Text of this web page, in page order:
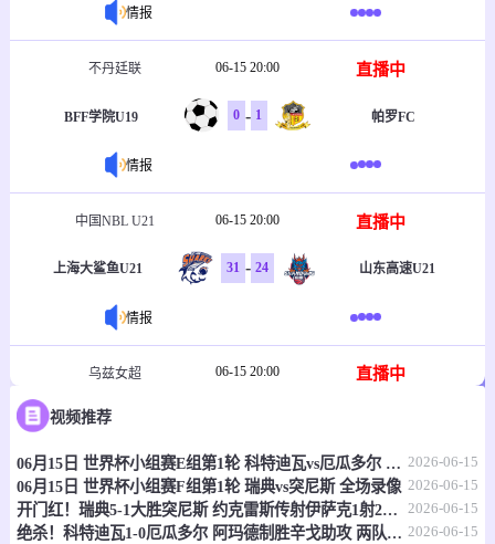
情报
不丹廷联 06-15 20:00 直播中
BFF学院U19 0 - 1 帕罗FC
情报
中国NBL U21 06-15 20:00 直播中
上海大鲨鱼U21 31 - 24 山东高速U21
情报
乌兹女超 06-15 20:00 直播中
塔什干火车头女足
情报
乌兹职联 06-15 20:30 直播中
视频推荐
06月15日 世界杯小组赛E组第1轮 科特迪瓦vs厄瓜多尔 全场录像 2026-06-15
06月15日 世界杯小组赛F组第1轮 瑞典vs突尼斯 全场录像 2026-06-15
开门红！瑞典5-1大胜突尼斯 约克雷斯传射伊萨克1射2传阿亚里双响 2026-06-15
绝杀！科特迪瓦1-0厄瓜多尔 阿玛德制胜辛戈助攻 两队4中门框 2026-06-15